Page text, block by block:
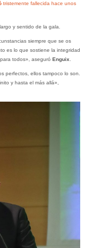
tristemente fallecida hace unos
y sentido de la gala.
siempre que se os
es lo que sostiene la integridad
todos», aseguró Enguix.
perfectos, ellos tampoco lo son.
y hasta el más allá»,